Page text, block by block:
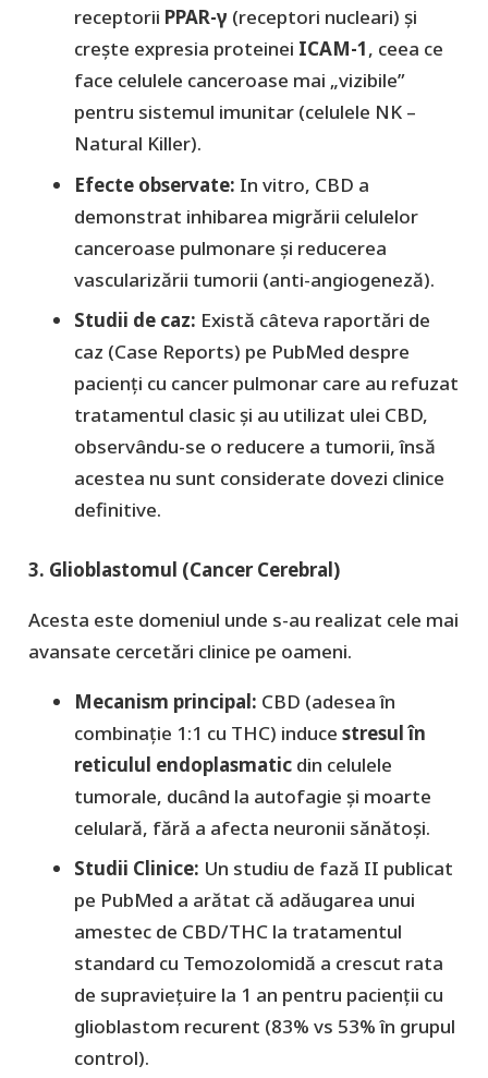
receptorii PPAR-γ (receptori nucleari) și
crește expresia proteinei ICAM-1, ceea ce
face celulele canceroase mai „vizibile”
pentru sistemul imunitar (celulele NK –
Natural Killer).
Efecte observate: In vitro, CBD a
demonstrat inhibarea migrării celulelor
canceroase pulmonare și reducerea
vascularizării tumorii (anti-angiogeneză).
​Studii de caz: Există câteva raportări de
caz (Case Reports) pe PubMed despre
pacienți cu cancer pulmonar care au refuzat
tratamentul clasic și au utilizat ulei CBD,
observându-se o reducere a tumorii, însă
acestea nu sunt considerate dovezi clinice
definitive.
3. Glioblastomul (Cancer Cerebral)
​Acesta este domeniul unde s-au realizat cele mai
avansate cercetări clinice pe oameni.
​Mecanism principal: CBD (adesea în
combinație 1:1 cu THC) induce stresul în
reticulul endoplasmatic din celulele
tumorale, ducând la autofagie și moarte
celulară, fără a afecta neuronii sănătoși.
Studii Clinice: Un studiu de fază II publicat
pe PubMed a arătat că adăugarea unui
amestec de CBD/THC la tratamentul
standard cu Temozolomidă a crescut rata
de supraviețuire la 1 an pentru pacienții cu
glioblastom recurent (83% vs 53% în grupul
control).